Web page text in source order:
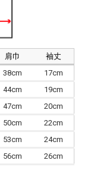
肩巾
袖丈
38cm
17cm
44cm
19cm
47cm
20cm
50cm
22cm
53cm
24cm
56cm 26cm